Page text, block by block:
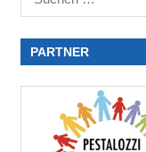
PARTNER